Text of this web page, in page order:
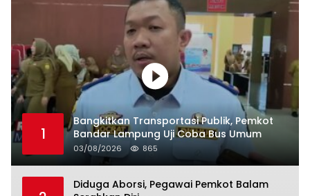
1
Bangkitkan Transportasi Publik, Pemkot
Bandar Lampung Uji Coba Bus Umum
03/08/2026 865
Diduga Aborsi, Pegawai Pemkot Balam